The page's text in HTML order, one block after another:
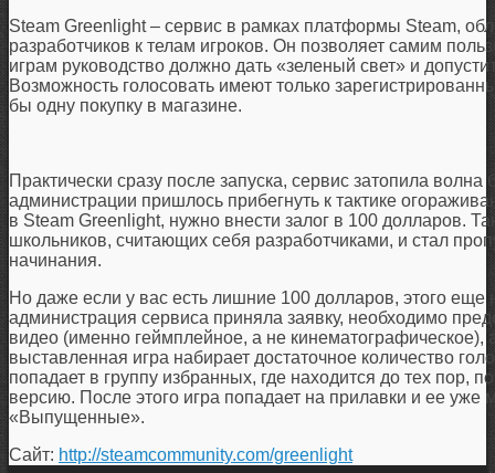
Steam Greenlight – сервис в рамках платформы Steam,
разработчиков к телам игроков. Он позволяет самим
играм руководство должно дать «зеленый свет» и
Возможность голосовать имеют только
бы одну покупку в магазине.
Практически сразу после запуска, сервис затопила волна
администрации пришлось прибегнуть к тактике
в Steam Greenlight, нужно внести залог в 100 долларов.
школьников, считающих себя разработчиками, и стал
начинания.
Но даже если у вас есть лишние 100 долларов, этого еще
администрация сервиса приняла заявку, необходимо
видео (именно геймплейное, а не кинематографическое),
выставленная игра набирает достаточное количество
попадает в группу избранных, где находится до тех пор,
версию. После этого игра попадает на прилавки и ее уже
«Выпущенные».
Сайт: http://steamcommunity.com/greenlight